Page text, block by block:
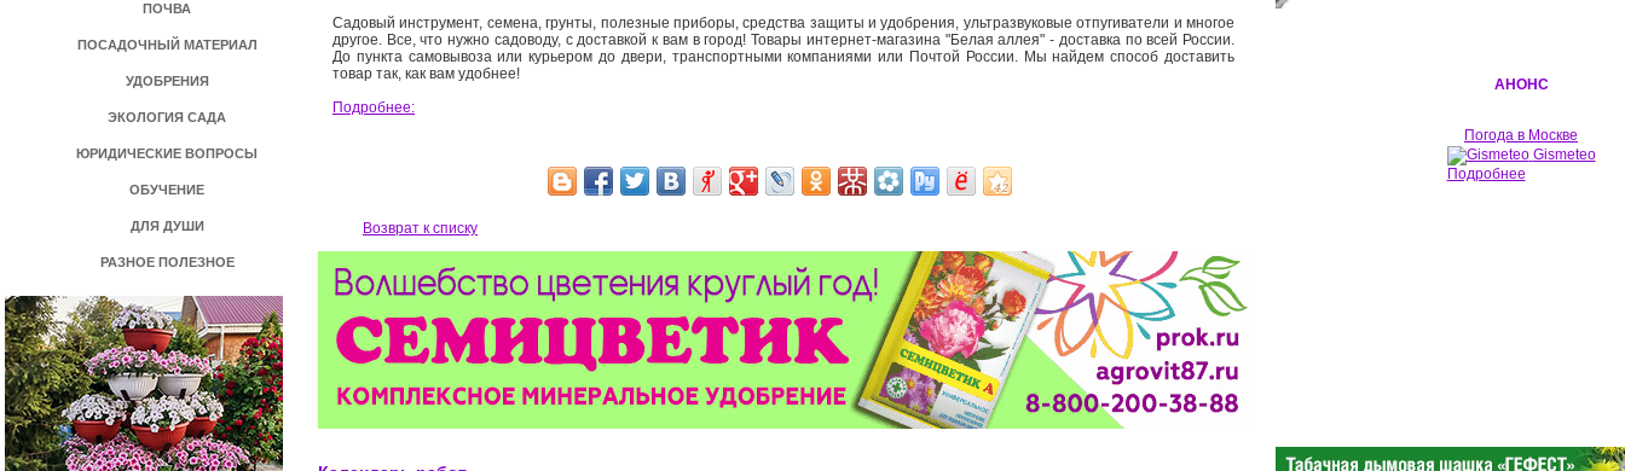
ПОЧВА
ПОСАДОЧНЫЙ МАТЕРИАЛ
УДОБРЕНИЯ
ЭКОЛОГИЯ САДА
ЮРИДИЧЕСКИЕ ВОПРОСЫ
ОБУЧЕНИЕ
ДЛЯ ДУШИ
РАЗНОЕ ПОЛЕЗНОЕ
Садовый инструмент, семена, грунты, полезные приборы, средства защиты и удобрения, ультразвуковые отпугиватели и многое
другое. Все, что нужно садоводу, с доставкой к вам в город! Товары интернет-магазина "Белая аллея" - доставка по всей России.
До пункта самовывоза или курьером до двери, транспортными компаниями или Почтой России. Мы найдем способ доставить
товар так, как вам удобнее!
Подробнее:
Возврат к списку
АНОНС
Погода в Москве
Gismeteo
Подробнее